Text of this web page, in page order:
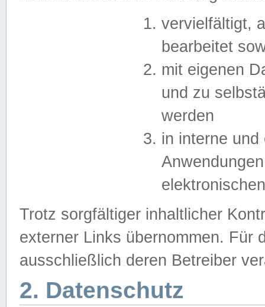
vervielfältigt,
bearbeitet
mit eigenen
und zu
werden
in interne
Trotz sorgfältiger inhaltlicher
externer Links übernommen. Für
ausschließlich deren Betreiber
2. Datenschutz